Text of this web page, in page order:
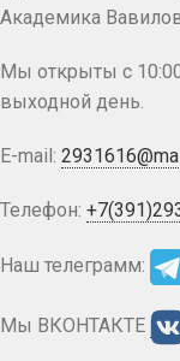
Академика
Мы открыты с
выходной день.
E-mail:
Телефон:
Наш телеграмм:
Мы ВКОНТАКТЕ